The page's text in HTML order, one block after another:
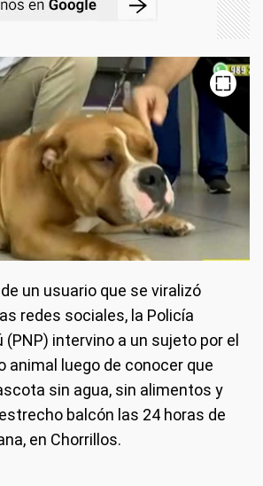
un usuario que se viralizó
redes sociales, la Policía
(PNP) intervino a un sujeto por el
animal luego de conocer que
sin agua, sin alimentos y
balcón las 24 horas de
en Chorrillos.